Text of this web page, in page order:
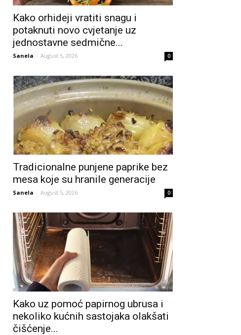
Kako orhideji vratiti snagu i
potaknuti novo cvjetanje uz
jednostavne sedmične...
Sanela - August 5, 2026 0
Tradicionalne punjene paprike bez
mesa koje su hranile generacije
Sanela - August 5, 2026 0
Kako uz pomoć papirnog ubrusa i
nekoliko kućnih sastojaka olakšati
čišćenje...